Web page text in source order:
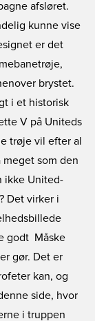
afsløret.
kunne vise
er det
brystet.
i et historisk
V på Uniteds
trøje vil efter al
som den
ikke United-
Det virker i
 Måske
gør. Det er
kan, og
side, hvor
i truppen